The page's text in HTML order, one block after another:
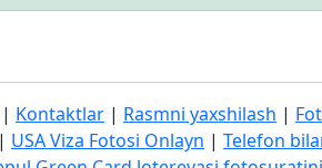
| Kontaktlar | Rasmni yaxshilash |
| USA Viza Fotosi Onlayn | Telefon